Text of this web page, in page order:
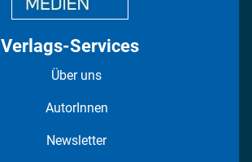
Verlags-Services
Über uns
AutorInnen
Newsletter